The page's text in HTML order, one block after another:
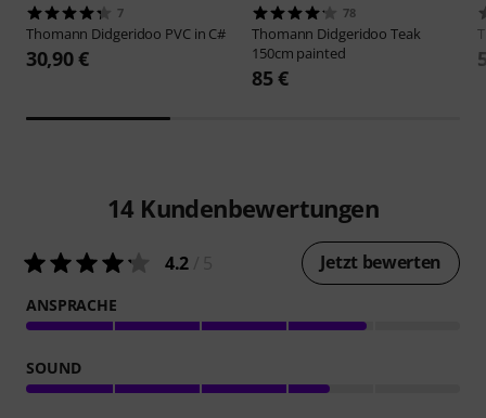
7
Thomann Didgeridoo PVC in C#
30,90 €
78
Thomann Didgeridoo Teak
150cm painted
85 €
14 Kundenbewertungen
4.2 Jetzt bewerten
ANSPRACHE
SOUND